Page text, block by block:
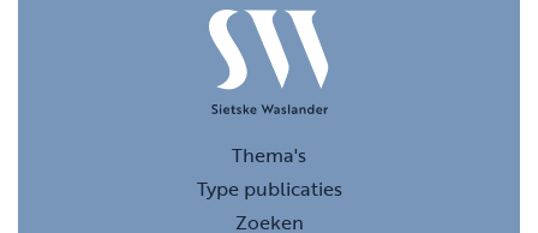
Thema's
Type publicaties
Zoeken